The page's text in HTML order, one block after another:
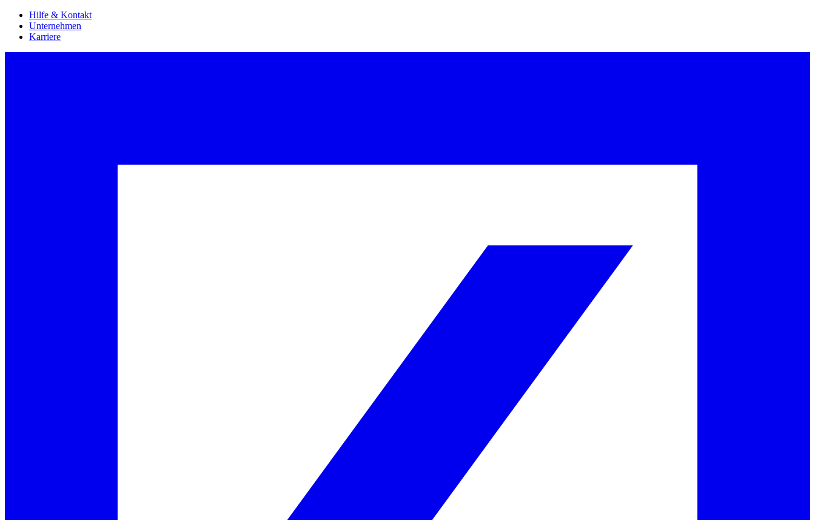
Hilfe & Kontakt
Unternehmen
Karriere